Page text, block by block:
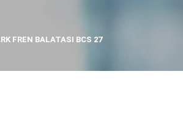
FREN BALATASI BCS 27